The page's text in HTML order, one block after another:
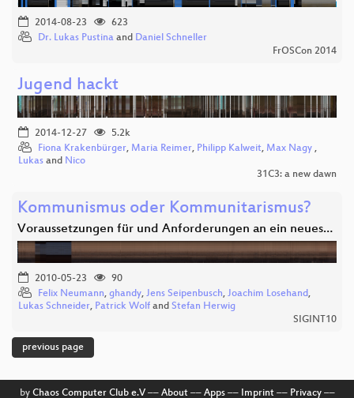
2014-08-23
623
Dr. Lukas Pustina and Daniel Schneller
FrOSCon 2014
Jugend hackt
2014-12-27
5.2k
Fiona Krakenbürger, Maria Reimer, Philipp Kalweit, Max Nagy ,
Lukas and Nico
31C3: a new dawn
Kommunismus oder Kommunitarismus?
Voraussetzungen für und Anforderungen an ein neues…
2010-05-23
90
Felix Neumann, ghandy, Jens Seipenbusch, Joachim Losehand,
Lukas Schneider, Patrick Wolf and Stefan Herwig
SIGINT10
previous page
by Chaos Computer Club e.V–– About–– Apps–– Imprint–– Privacy––